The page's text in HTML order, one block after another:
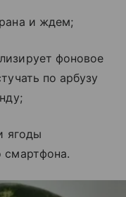
и ждем;
фоновое
по арбузу
ягоды
смартфона.